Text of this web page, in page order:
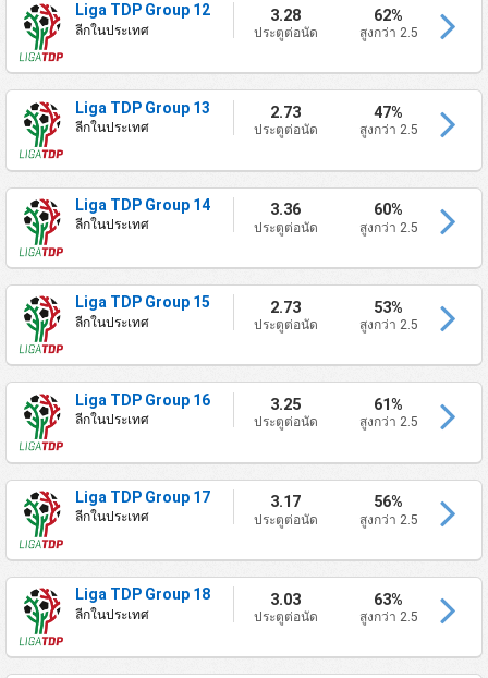
Liga TDP Group 12
ลีกในประเทศ
3.28
ประตูต่อนัด
62%
สูงกว่า 2.5
Liga TDP Group 13
ลีกในประเทศ
2.73
ประตูต่อนัด
47%
สูงกว่า 2.5
Liga TDP Group 14
ลีกในประเทศ
3.36
ประตูต่อนัด
60%
สูงกว่า 2.5
Liga TDP Group 15
ลีกในประเทศ
2.73
ประตูต่อนัด
53%
สูงกว่า 2.5
Liga TDP Group 16
ลีกในประเทศ
3.25
ประตูต่อนัด
61%
สูงกว่า 2.5
Liga TDP Group 17
ลีกในประเทศ
3.17
ประตูต่อนัด
56%
สูงกว่า 2.5
Liga TDP Group 18
ลีกในประเทศ
3.03
ประตูต่อนัด
63%
สูงกว่า 2.5